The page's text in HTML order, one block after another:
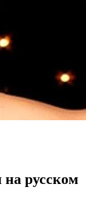
русском